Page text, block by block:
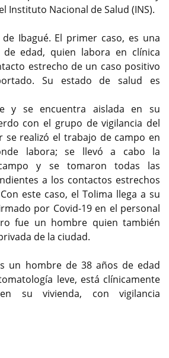
Instituto Nacional de Salud (INS).
Ibagué. El primer caso, es una
edad, quien labora en clínica
estrecho de un caso positivo
Su estado de salud es
y se encuentra aislada en su
con el grupo de vigilancia del
se realizó el trabajo de campo en
labora; se llevó a cabo la
y se tomaron todas las
a los contactos estrechos
este caso, el Tolima llega a su
por Covid-19 en el personal
fue un hombre quien también
de la ciudad.
un hombre de 38 años de edad
leve, está clínicamente
su vivienda, con vigilancia